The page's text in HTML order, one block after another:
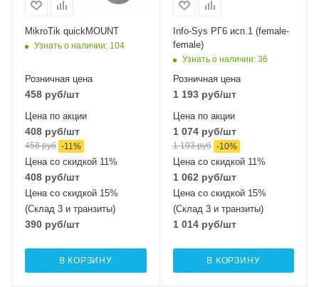
MikroTik quickMOUNT
Узнать о наличии: 104
Розничная цена
458 руб/шт
Цена по акции
408 руб/шт
458руб -11%
Цена со скидкой 11%
408 руб/шт
Цена со скидкой 15%
(Склад 3 и транзиты)
390 руб/шт
В КОРЗИНУ
Info-Sys РГ6 исп.1 (female-
female)
Узнать о наличии: 36
Розничная цена
1 193руб/шт
Цена по акции
1 074руб/шт
1 193руб -10%
Цена со скидкой 11%
1 062 руб/шт
Цена со скидкой 15%
(Склад 3 и транзиты)
1 014руб/шт
В КОРЗИНУ